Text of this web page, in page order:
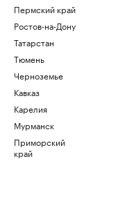
Пермский край
Ростов-на-Дону
Татарстан
Тюмень
Черноземье
Кавказ
Карелия
Мурманск
Приморский
край